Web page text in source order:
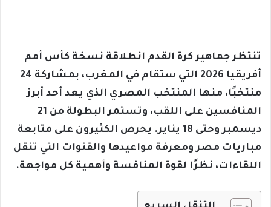
تنتظر جماهير كرة القدم انطلاقة نسخة كأس أمم
أفريقيا 2026 التي ستقام في المغرب، بمشاركة 24
منتخبًا، منها المنتخب المصري الذي يعد أحد أبرز
المنافسين على اللقب، وتستمر البطولة من 21
ديسمبر وحتى 18 يناير. يحرص الكثيرون على متابعة
مباريات مصر ومعرفة مواعيدها والقنوات التي تنقل
اللقاءات، نظرًا لقوة المنافسة وأهمية كل مواجهة.